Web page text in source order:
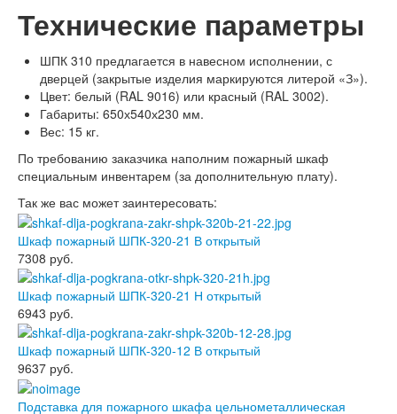
Технические параметры
ШПК 310 предлагается в навесном исполнении, с
дверцей (закрытые изделия маркируются литерой «З»).
Цвет: белый (RAL 9016) или красный (RAL 3002).
Габариты: 650х540х230 мм.
Вес: 15 кг.
По требованию заказчика наполним пожарный шкаф
специальным инвентарем (за дополнительную плату).
Так же вас может заинтересовать:
Шкаф пожарный ШПК-320-21 В открытый
7308 руб.
Шкаф пожарный ШПК-320-21 Н открытый
6943 руб.
Шкаф пожарный ШПК-320-12 В открытый
9637 руб.
Подставка для пожарного шкафа цельнометаллическая